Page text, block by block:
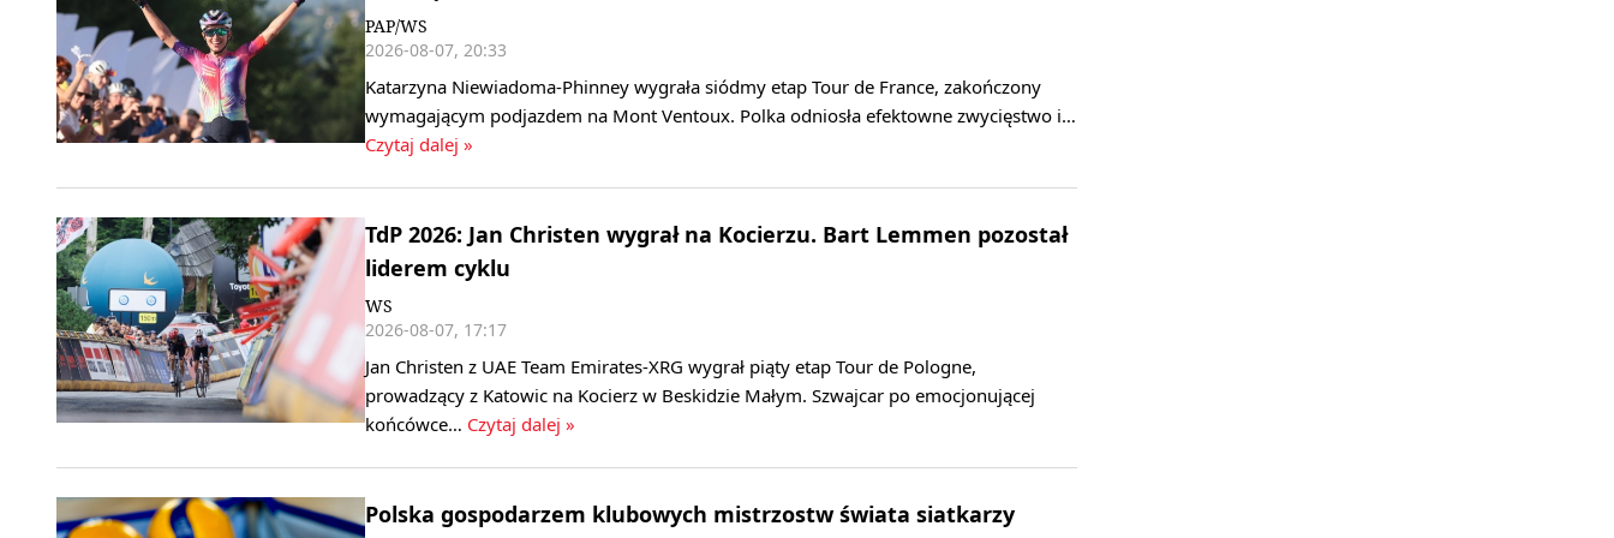
PAP/WS
2026-08-07, 20:33
Katarzyna Niewiadoma-Phinney wygrała siódmy etap Tour de France, zakończony
wymagającym podjazdem na Mont Ventoux. Polka odniosła efektowne zwycięstwo i…
Czytaj dalej »
TdP 2026: Jan Christen wygrał na Kocierzu. Bart Lemmen pozostał
liderem cyklu
WS
2026-08-07, 17:17
Jan Christen z UAE Team Emirates-XRG wygrał piąty etap Tour de Pologne,
prowadzący z Katowic na Kocierz w Beskidzie Małym. Szwajcar po emocjonującej
końcówce… Czytaj dalej »
Polska gospodarzem klubowych mistrzostw świata siatkarzy